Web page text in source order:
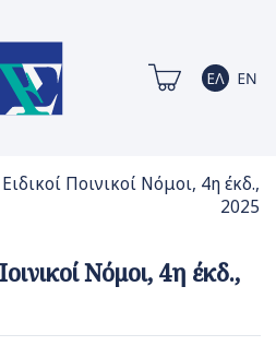
Ποινικοί Νόμοι, 4η έκδ.,
2025
Νόμοι, 4η έκδ.,